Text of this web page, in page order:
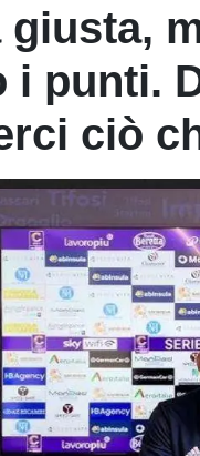
giusta,
i punti.
ciò